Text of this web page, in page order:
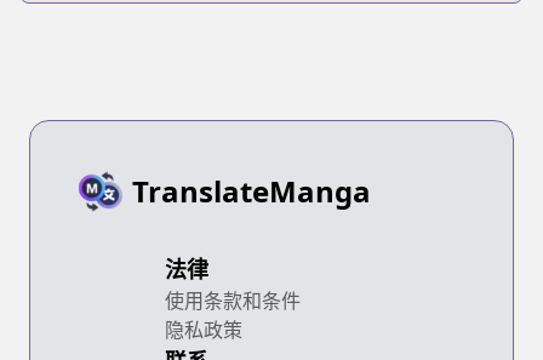
TranslateManga
法律
使用条款和条件
隐私政策